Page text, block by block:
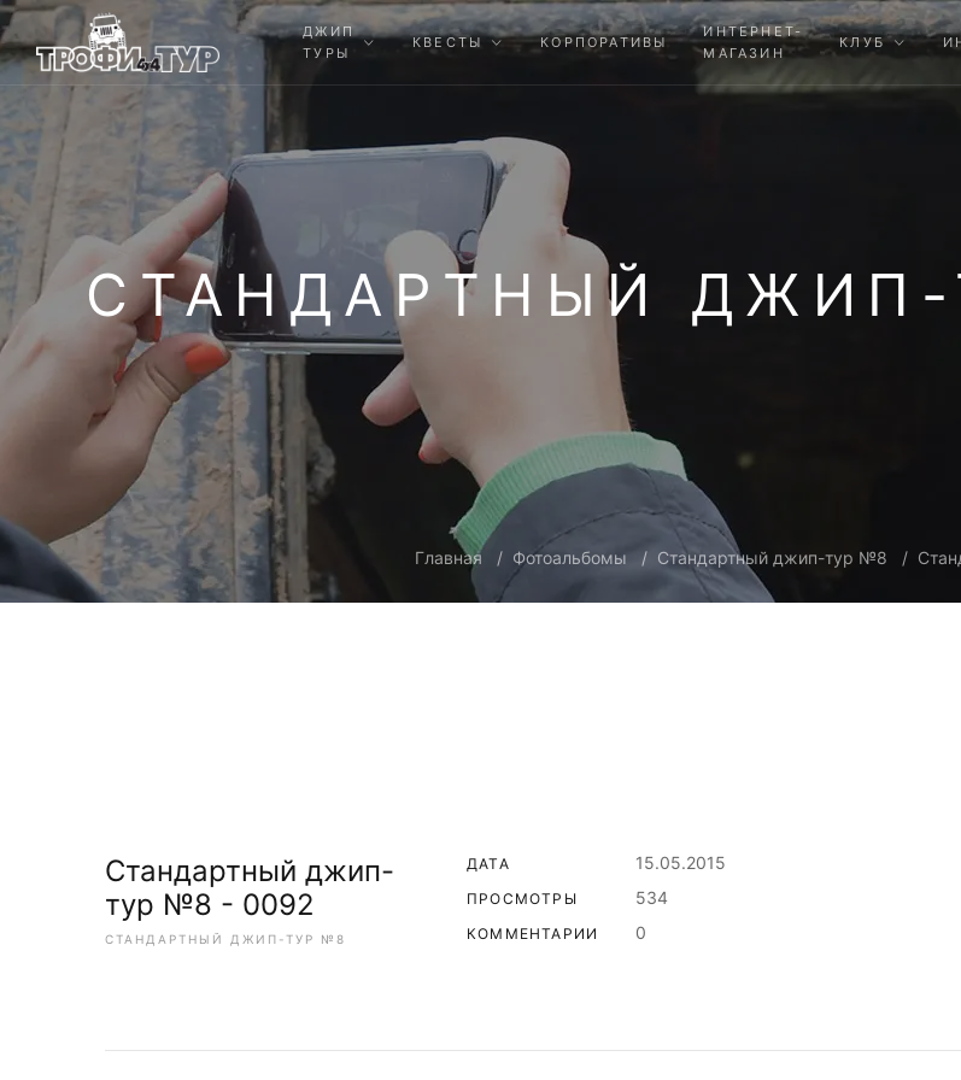
ДЖИП
ТУРЫ
КВЕСТЫ КОРПОРАТИВЫ
ИНТЕРНЕТ-
МАГАЗИН
КЛУБ
СТАНДАРТНЫЙ
Главная Фотоальбомы Стандартный джип-тур №8
Стандартный джип-
тур №8 - 0092
СТАНДАРТНЫЙ ДЖИП-ТУР №8
ДАТА 15.05.2015
ПРОСМОТРЫ 534
КОММЕНТАРИИ 0